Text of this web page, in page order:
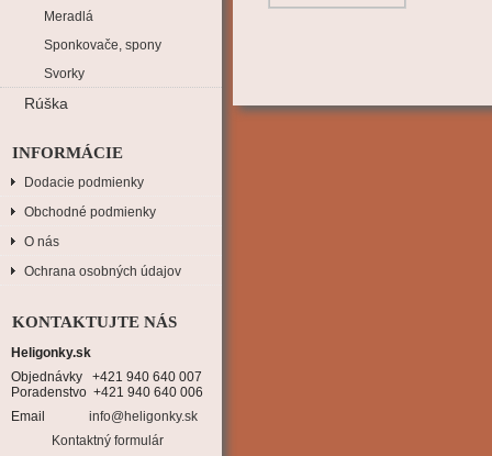
Meradlá
Sponkovače, spony
Svorky
Rúška
INFORMÁCIE
Dodacie podmienky
Obchodné podmienky
O nás
Ochrana osobných údajov
KONTAKTUJTE NÁS
Heligonky.sk
Objednávky   +421 940 640 007
Poradenstvo  +421 940 640 006
Email
info@heligonky.sk
Kontaktný formulár